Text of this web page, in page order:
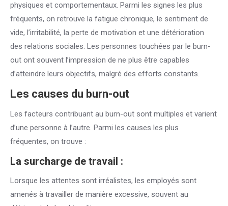
physiques et comportementaux. Parmi les signes les plus
fréquents, on retrouve la fatigue chronique, le sentiment de
vide, l’irritabilité, la perte de motivation et une détérioration
des relations sociales. Les personnes touchées par le burn-
out ont souvent l’impression de ne plus être capables
d’atteindre leurs objectifs, malgré des efforts constants.
Les causes du burn-out
Les facteurs contribuant au burn-out sont multiples et varient
d’une personne à l’autre. Parmi les causes les plus
fréquentes, on trouve :
La surcharge de travail :
Lorsque les attentes sont irréalistes, les employés sont
amenés à travailler de manière excessive, souvent au